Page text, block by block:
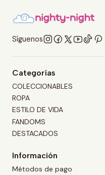
Síguenos
Categorías
COLECCIONABLES
ROPA
ESTILO DE VIDA
FANDOMS
DESTACADOS
Información
Métodos de pago